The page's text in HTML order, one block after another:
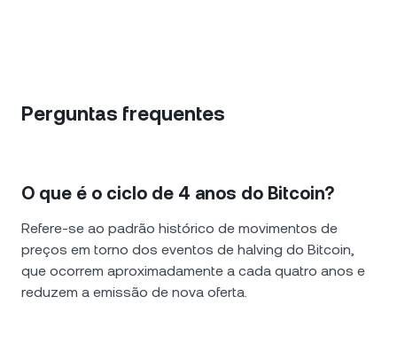
Perguntas frequentes
O que é o ciclo de 4 anos do Bitcoin?
Refere-se ao padrão histórico de movimentos de
preços em torno dos eventos de halving do Bitcoin,
que ocorrem aproximadamente a cada quatro anos e
reduzem a emissão de nova oferta.